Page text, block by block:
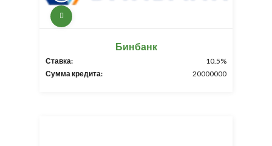
Бинбанк
Ставка:
10.5%
Сумма кредита:
20000000